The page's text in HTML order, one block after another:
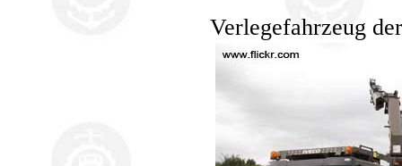
Verlegefahrzeug